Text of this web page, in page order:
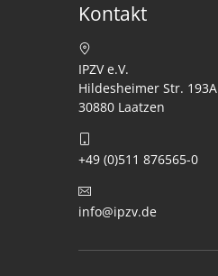
Kontakt
IPZV e.V.
Hildesheimer Str. 193A
30880 Laatzen
+49 (0)511 876565-0
info@ipzv.de